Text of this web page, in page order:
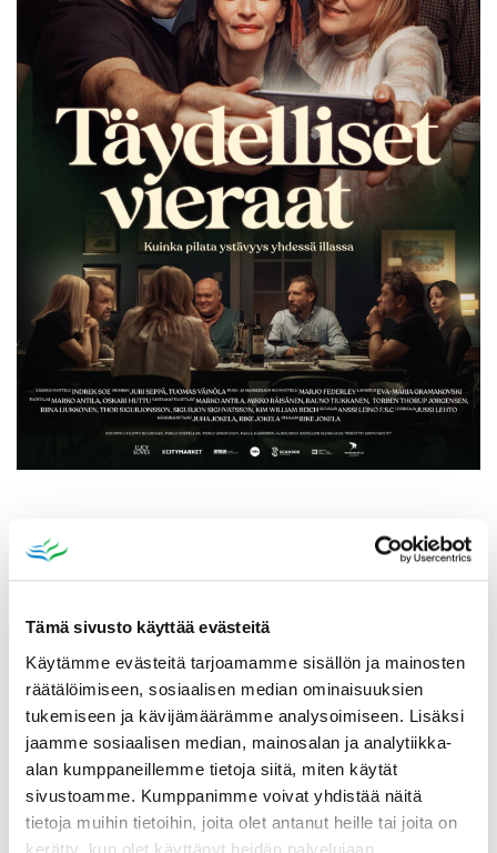
Tämä sivusto käyttää evästeitä
Käytämme evästeitä tarjoamamme sisällön ja mainosten
räätälöimiseen, sosiaalisen median ominaisuuksien
tukemiseen ja kävijämäärämme analysoimiseen. Lisäksi
jaamme sosiaalisen median, mainosalan ja analytiikka-
alan kumppaneillemme tietoja siitä, miten käytät
sivustoamme. Kumppanimme voivat yhdistää näitä
tietoja muihin tietoihin, joita olet antanut heille tai joita on
kerätty, kun olet käyttänyt heidän palvelujaan.
Katso myös